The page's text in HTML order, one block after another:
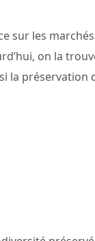
sur les marchés
on la
la préservation